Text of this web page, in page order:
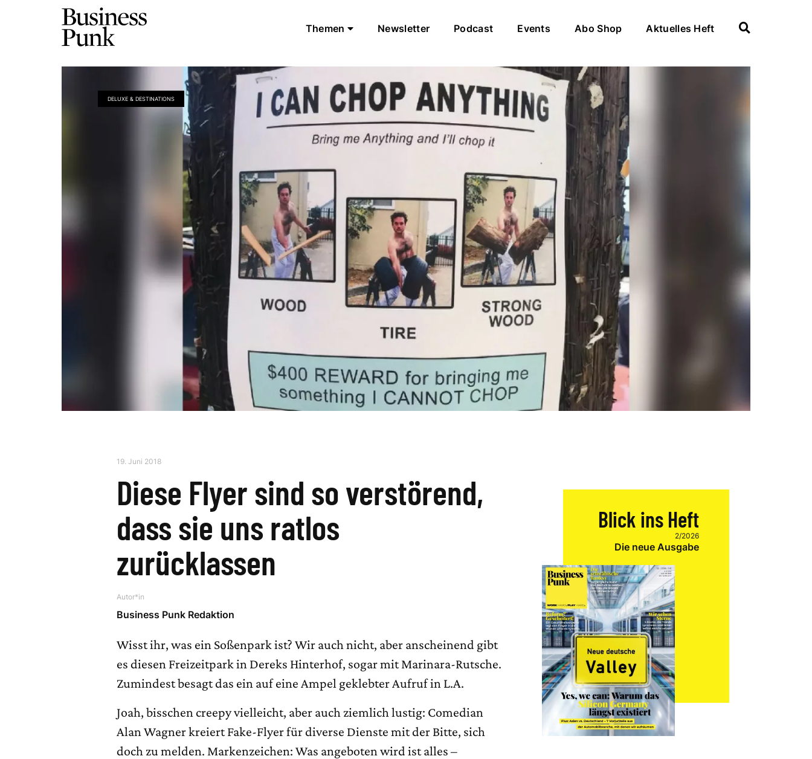
Themen Newsletter Podcast Events Abo Shop Aktuelles Heft
DELUXE & DESTINATIONS
19. Juni 2018
Diese Flyer sind so verstörend,
dass sie uns ratlos
zurücklassen
Autor*in
Business Punk Redaktion
Wisst ihr, was ein Soßenpark ist? Wir auch nicht, aber anscheinend gibt
es diesen Freizeitpark in Dereks Hinterhof, sogar mit Marinara-Rutsche.
Zumindest besagt das ein auf eine Ampel geklebter Aufruf in L.A.
Joah, bisschen creepy vielleicht, aber auch ziemlich lustig: Comedian
Alan Wagner kreiert Fake-Flyer für diverse Dienste mit der Bitte, sich
doch zu melden. Markenzeichen: Was angeboten wird ist alles –
Blick ins Heft
2/2026
Die neue Ausgabe